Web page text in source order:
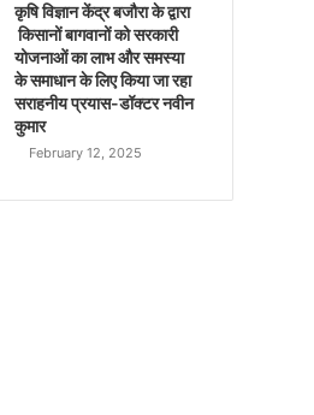
कृषि विज्ञान केंद्र बजौरा के द्वारा
किसानों बागवानों को सरकारी
योजनाओं का लाभ और समस्या
के समाधान के लिए किया जा रहा
सराहनीय प्रयास-डॉक्टर नवीन
कुमार
February 12, 2025